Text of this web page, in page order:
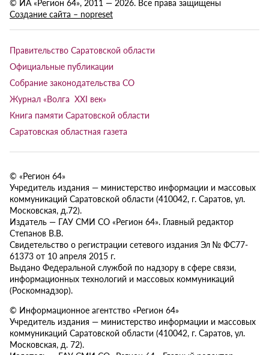
Создание сайта – nopreset
Правительство Саратовской области
Официальные публикации
Собрание законодательства СО
Журнал «Волга XXI век»
Книга памяти Саратовской области
Саратовская областная газета
© «Регион 64»
Учредитель издания — министерство информации и массовых
коммуникаций Саратовской области (410042, г. Саратов, ул.
Московская, д.72).
Издатель — ГАУ СМИ СО «Регион 64». Главный редактор
Степанов В.В.
Свидетельство о регистрации сетевого издания Эл № ФС77-
61373 от 10 апреля 2015 г.
Выдано Федеральной службой по надзору в сфере связи,
информационных технологий и массовых коммуникаций
(Роскомнадзор).
© Информационное агентство «Регион 64»
Учредитель издания — министерство информации и массовых
коммуникаций Саратовской области (410042, г. Саратов, ул.
Московская, д. 72).